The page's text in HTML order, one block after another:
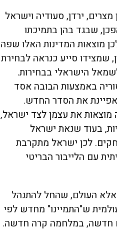
ירדן, סעודיה וישראל
שבגד בהן בתמיכתו
מוצאות המדינות האלו שפה
שמצידו סייע כנראה לבחירת
הישראלי בבחירות.
באמצעות הבובה אסד
את הסדר החדש.
מוצאות את עצמן לצד ישראל,
בעוד שנאת ישראל
לכן ישראל מתקרבת
עם הלייבור הבריטי
אלא העולם, שהחל להתנהל
עולמית ש"התמיינו" מחדש לפי
חדשה, במלחמה קרה חדשה.